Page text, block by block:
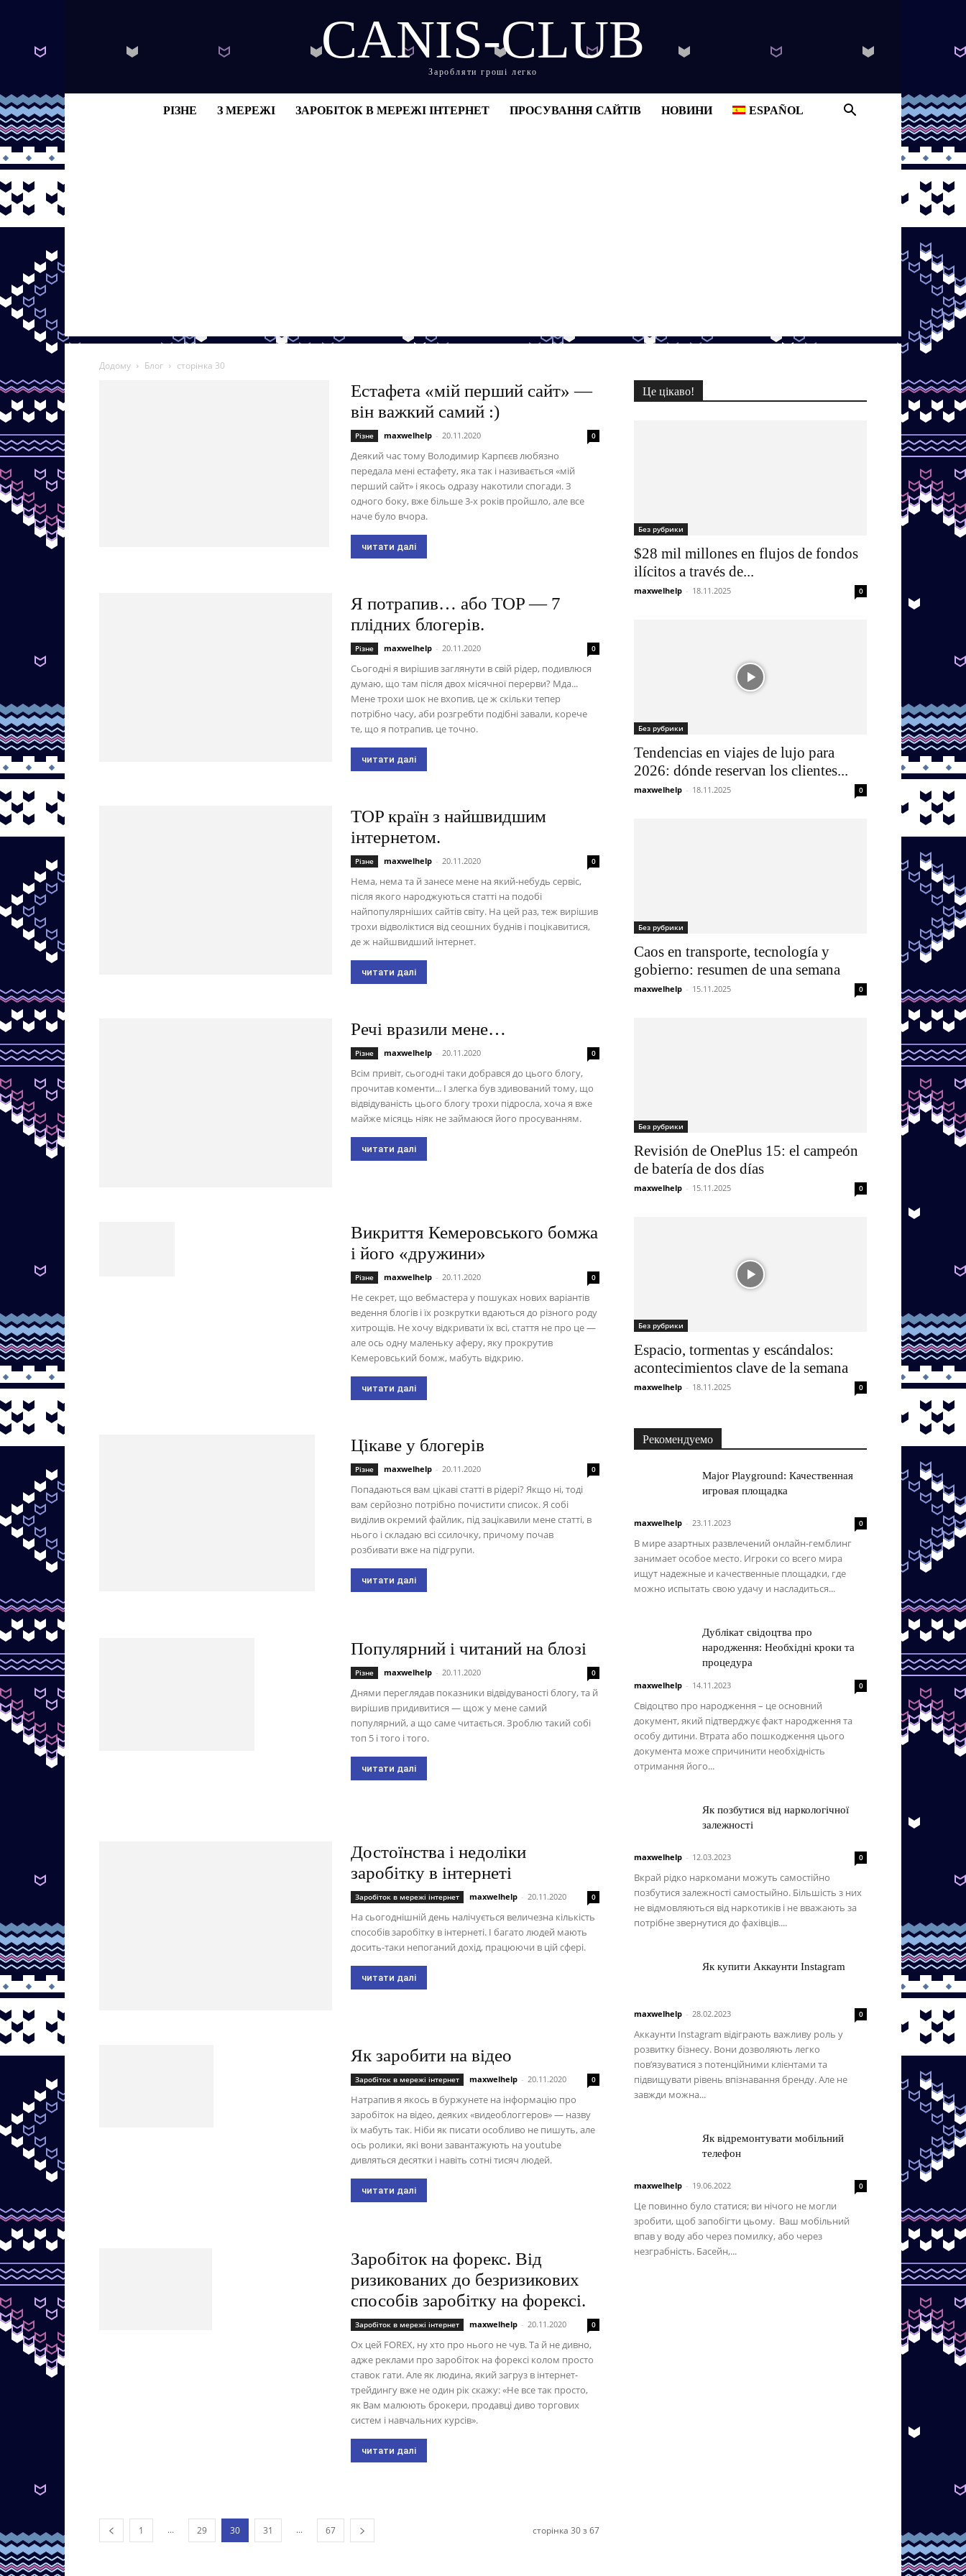
CANIS-CLUB
Заробляти гроші легко
РІЗНЕ З МЕРЕЖІ ЗАРОБІТОК В МЕРЕЖІ ІНТЕРНЕТ ПРОСУВАННЯ САЙТІВ НОВИНИ ESPAÑOL
Додому Блог сторінка 30
Естафета «мій перший сайт» —
він важкий самий :)
Різне maxwelhelp - 20.11.2020 0
Деякий час тому Володимир Карпєєв любязно
передала мені естафету, яка так і називається «мій
перший сайт» і якось одразу накотили спогади. З
одного боку, вже більше 3-х років пройшло, але все
наче було вчора.
читати далі
Я потрапив… або TOP — 7
плідних блогерів.
Різне maxwelhelp - 20.11.2020 0
Сьогодні я вирішив заглянути в свій рідер, подивлюся
думаю, що там після двох місячної перерви? Мда...
Мене трохи шок не вхопив, це ж скільки тепер
потрібно часу, аби розгребти подібні завали, корече
те, що я потрапив, це точно.
читати далі
TOP країн з найшвидшим
інтернетом.
Різне maxwelhelp - 20.11.2020 0
Нема, нема та й занесе мене на який-небудь сервіс,
після якого народжуються статті на подобі
найпопулярніших сайтів світу. На цей раз, теж вирішив
трохи відволіктися від сеошних буднів і поцікавитися,
де ж найшвидший інтернет.
читати далі
Речі вразили мене…
Різне maxwelhelp - 20.11.2020 0
Всім привіт, сьогодні таки добрався до цього блогу,
прочитав коменти... І злегка був здивований тому, що
відвідуваність цього блогу трохи підросла, хоча я вже
майже місяць ніяк не займаюся його просуванням.
читати далі
Викриття Кемеровського бомжа
і його «дружини»
Різне maxwelhelp - 20.11.2020 0
Не секрет, що вебмастера у пошуках нових варіантів
ведення блогів і їх розкрутки вдаються до різного роду
хитрощів. Не хочу відкривати їх всі, стаття не про це —
але ось одну маленьку аферу, яку прокрутив
Кемеровський бомж, мабуть відкрию.
читати далі
Цікаве у блогерів
Різне maxwelhelp - 20.11.2020 0
Попадаються вам цікаві статті в рідері? Якщо ні, тоді
вам серйозно потрібно почистити список. Я собі
виділив окремий файлик, під зацікавили мене статті, в
нього і складаю всі ссилочку, причому почав
розбивати вже на підгрупи.
читати далі
Популярний і читаний на блозі
Різне maxwelhelp - 20.11.2020 0
Днями переглядав показники відвідуваності блогу, та й
вирішив придивитися — щож у мене самий
популярний, а що саме читається. Зроблю такий собі
топ 5 і того і того.
читати далі
Достоїнства і недоліки
заробітку в інтернеті
Заробіток в мережі інтернет maxwelhelp - 20.11.2020 0
На сьогоднішній день налічується величезна кількість
способів заробітку в інтернеті. І багато людей мають
досить-таки непоганий дохід, працюючи в цій сфері.
читати далі
Як заробити на відео
Заробіток в мережі інтернет maxwelhelp - 20.11.2020 0
Натрапив я якось в буржунете на інформацію про
заробіток на відео, деяких «видеоблоггеров» — назву
їх мабуть так. Ніби як писати особливо не пишуть, але
ось ролики, які вони завантажують на youtube
дивляться десятки і навіть сотні тисяч людей.
читати далі
Заробіток на форекс. Від
ризикованих до безризикових
способів заробітку на форексі.
Заробіток в мережі інтернет maxwelhelp - 20.11.2020 0
Ох цей FOREX, ну хто про нього не чув. Та й не дивно,
адже реклами про заробіток на форексі колом просто
ставок гати. Але як людина, який загруз в інтернет-
трейдингу вже не один рік скажу: «Не все так просто,
як Вам малюють брокери, продавці диво торгових
систем і навчальних курсів».
читати далі
1 ... 29 30 31 ... 67 сторінка 30 з 67
Це цікаво!
Без рубрики
$28 mil millones en flujos de fondos
ilícitos a través de...
maxwelhelp - 18.11.2025 0
Без рубрики
Tendencias en viajes de lujo para
2026: dónde reservan los clientes...
maxwelhelp - 18.11.2025 0
Без рубрики
Caos en transporte, tecnología y
gobierno: resumen de una semana
maxwelhelp - 15.11.2025 0
Без рубрики
Revisión de OnePlus 15: el campeón
de batería de dos días
maxwelhelp - 15.11.2025 0
Без рубрики
Espacio, tormentas y escándalos:
acontecimientos clave de la semana
maxwelhelp - 18.11.2025 0
Рекомендуемо
Major Playground: Качественная
игровая площадка
maxwelhelp - 23.11.2023 0
В мире азартных развлечений онлайн-гемблинг
занимает особое место. Игроки со всего мира
ищут надежные и качественные площадки, где
можно испытать свою удачу и насладиться...
Дублікат свідоцтва про
народження: Необхідні кроки та
процедура
maxwelhelp - 14.11.2023 0
Свідоцтво про народження – це основний
документ, який підтверджує факт народження та
особу дитини. Втрата або пошкодження цього
документа може спричинити необхідність
отримання його...
Як позбутися від наркологічної
залежності
maxwelhelp - 12.03.2023 0
Вкрай рідко наркомани можуть самостійно
позбутися залежності самостыйно. Більшість з них
не відмовляються від наркотиків і не вважають за
потрібне звернутися до фахівців....
Як купити Аккаунти Instagram
maxwelhelp - 28.02.2023 0
Аккаунти Instagram відіграють важливу роль у
розвитку бізнесу. Вони дозволяють легко
пов’язуватися з потенційними клієнтами та
підвищувати рівень впізнавання бренду. Але не
завжди можна...
Як відремонтувати мобільний
телефон
maxwelhelp - 19.06.2022 0
Це повинно було статися; ви нічого не могли
зробити, щоб запобігти цьому. Ваш мобільний
впав у воду або через помилку, або через
незграбність. Басейн,...